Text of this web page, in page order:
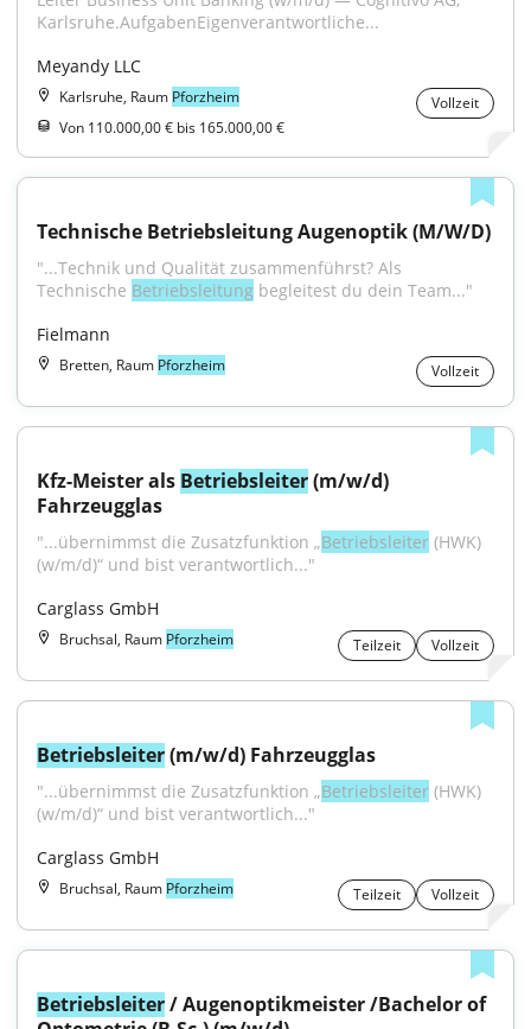
Karlsruhe.AufgabenEigenverantwortliche...
Meyandy LLC
Karlsruhe, Raum Pforzheim
Vollzeit
Von 110.000,00 € bis 165.000,00 €
Technische Betriebsleitung Augenoptik (M/W/D)
"...Technik und Qualität zusammenführst? Als
Technische Betriebsleitung begleitest du dein Team..."
Fielmann
Bretten, Raum Pforzheim Vollzeit
Kfz-Meister als Betriebsleiter (m/w/d)
Fahrzeugglas
"...übernimmst die Zusatzfunktion „Betriebsleiter (HWK)
(w/m/d)“ und bist verantwortlich..."
Carglass GmbH
Bruchsal, Raum Pforzheim Teilzeit Vollzeit
Betriebsleiter (m/w/d) Fahrzeugglas
"...übernimmst die Zusatzfunktion „Betriebsleiter (HWK)
(w/m/d)“ und bist verantwortlich..."
Carglass GmbH
Bruchsal, Raum Pforzheim Teilzeit Vollzeit
Betriebsleiter / Augenoptikmeister /Bachelor of